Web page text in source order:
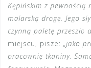
Kępińskim z pewnością
malarską drogę. Jego
czynną paletę przeszło
miejscu, pisze: „jako
pracownię tkaniny.